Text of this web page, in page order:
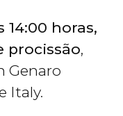
horas,
procissão,
Genaro
Italy.